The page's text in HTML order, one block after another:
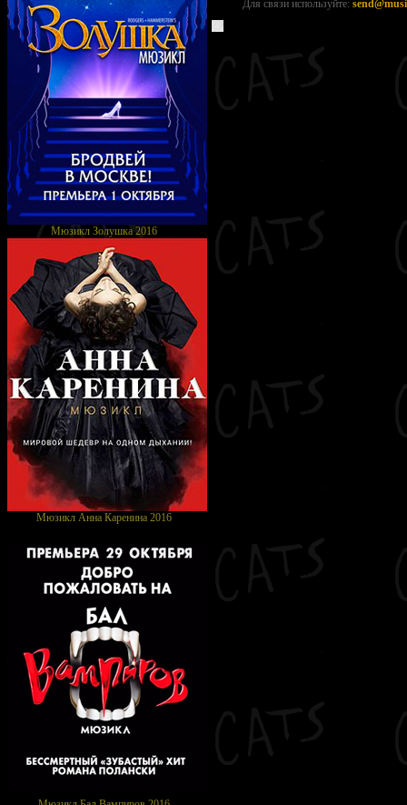
Мюзикл Золушка 2016
Мюзикл Анна Каренина 2016
Для связи используйте: